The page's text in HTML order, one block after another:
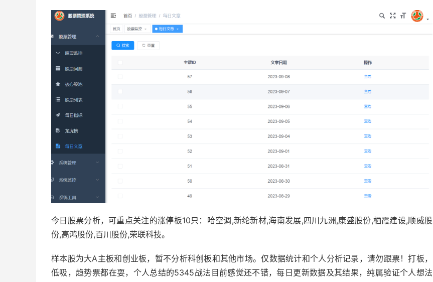
今日股票分析，可重点关注的涨停板10只：哈空调,新纶新材,海南发展,四川九洲,康盛股份,栖霞建设,顺威股
份,高鸿股份,百川股份,荣联科技。
样本股为大A主板和创业板，暂不分析科创板和其他市场。仅数据统计和个人分析记录，请勿跟票！打板，
低吸，趋势票都在耍，个人总结的5345战法目前感觉还不错，每日更新数据及其结果，纯属验证个人想法